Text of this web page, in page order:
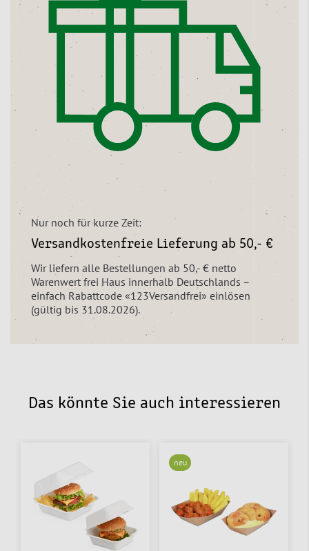
Nur noch für kurze Zeit:
Versandkostenfreie Lieferung ab 50,- €
Wir liefern alle Bestellungen ab 50,- € netto
Warenwert frei Haus innerhalb Deutschlands –
einfach Rabattcode «123Versandfrei» einlösen
(gültig bis 31.08.2026).
Das könnte Sie auch interessieren
neu